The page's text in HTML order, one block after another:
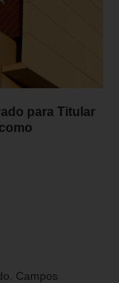
para Titular
Campos